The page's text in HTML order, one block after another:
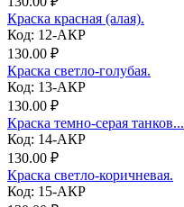
Краска красная (алая).
Код: 12-АКР
130.00 ₽
Краска светло-голубая.
Код: 13-АКР
130.00 ₽
Краска темно-серая танков...
Код: 14-АКР
130.00 ₽
Краска светло-коричневая.
Код: 15-АКР